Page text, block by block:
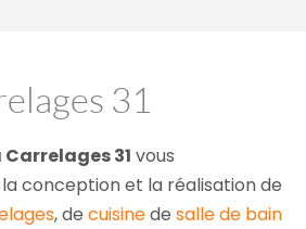
31
31 vous
conception et la réalisation de
, de cuisine de salle de bain